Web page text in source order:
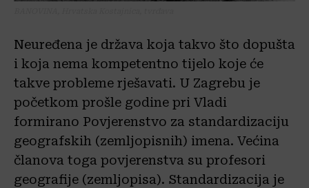
Neuređena je država koja takvo što dopušta
i koja nema kompetentno tijelo koje će
takve probleme rješavati. U Zagrebu je
početkom prošle godine pri Vladi
formirano Povjerenstvo za standardizaciju
geografskih (zemljopisnih) imena. Većina
članova toga povjerenstva su profesori
geografije (zemljopisa). Standardizacija je